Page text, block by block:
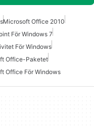
Microsoft Office 2010
För Windows 7
För Windows
Office-Paketet
Office För Windows